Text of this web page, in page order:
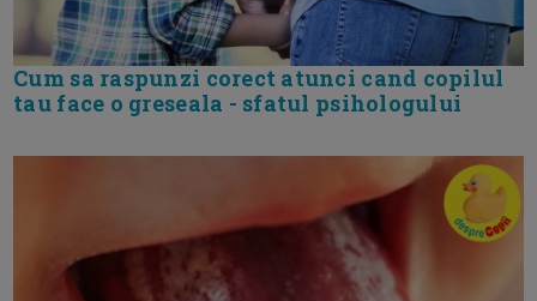
Cum sa raspunzi corect atunci cand copilul
tau face o greseala - sfatul psihologului